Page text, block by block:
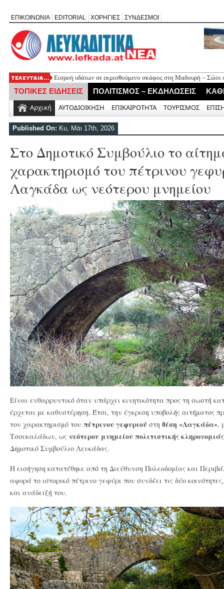
ΕΠΙΚΟΙΝΩΝΙΑ EDITORIAL ΧΟΡΗΓΙΕΣ ΣΥΝΔΕΣΜΟΙ
Εισροή υδάτων σε εκμισθούμενο σκάφος στη Μαδουρή – Σώοι
ΣΧΟΛΙΟ ΣΤΟ ΔΗΜΟΣΙΕΥΜΑ: «Η Φαρμακολύτρια» του
Καλλιγωνίου (της Χριστίνας Μιχαλά)
Άγιος Νικήτας: Απορρίφθηκε αίτημα για φιλανθρωπική δράση
Νέο Τουριστικό Χωροταξικό: Τι αλλάζει σε Λευκάδα και
και τουριστική ανάπτυξη
ΤΟΠΙΚΕΣ ΕΙΔΗΣΕΙΣ ΠΟΛΙΤΙΣΜΟΣ – ΕΚΔΗΛΩΣΕΙΣ
Αρχική ΑΥΤΟΔΙΟΙΚΗΣΗ ΕΠΙΚΑΙΡΟΤΗΤΑ ΤΟΥΡΙΣΜΟΣ
Published On: Κυ, Μάι 17th, 2026
Στο Δημοτικό Συμβούλιο το
χαρακτηρισμό του πέτρινου
Λαγκάδα ως νεότερου μνημείου
Είναι ενθαρρυντικό όταν υπάρχει κινητικότητα προς τη σωστή
έρχεται με καθυστέρηση. Έτσι, την έγκριση υποβολής αιτήματος
τον χαρακτηρισμό του πέτρινου γεφυριού στη θέση «Λαγκάδα»,
Τσουκαλάδων, ως νεότερου μνημείου πολιτιστικής κληρονομιάς
Δημοτικό Συμβούλιο Λευκάδας.
Η εισήγηση κατατέθηκε από τη Διεύθυνση Πολεοδομίας και
αφορά το ιστορικό πέτρινο γεφύρι που συνδέει τις δύο
και ανάδειξή του.